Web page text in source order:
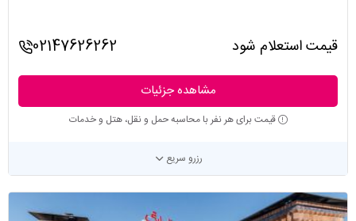
قیمت استعلام شود 02147626262
مشاهده جزئیات
قیمت برای هر نفر با محاسبه حمل و نقل، هتل و خدمات
رزرو سریع